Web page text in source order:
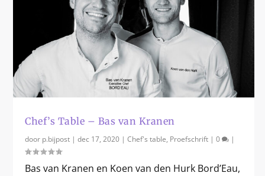
Chef’s Table – Bas van Kranen
door p.bijpost |dec 17, 2020 |Chef's table, Proefschrift |0 |
Bas van Kranen en Koen van den Hurk Bord’Eau,